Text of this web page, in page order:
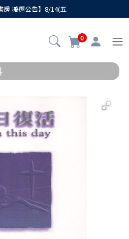
房 搬遷公告】8/14(五
0